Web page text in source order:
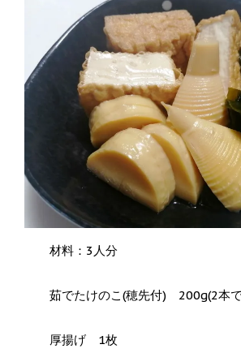
材料：3人分
茹でたけのこ(穂先付) 200g(2本
厚揚げ 1枚